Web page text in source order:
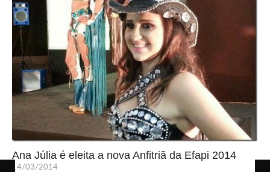
Ana Júlia é eleita a nova Anfitriã da Efapi 2014
14/03/2014